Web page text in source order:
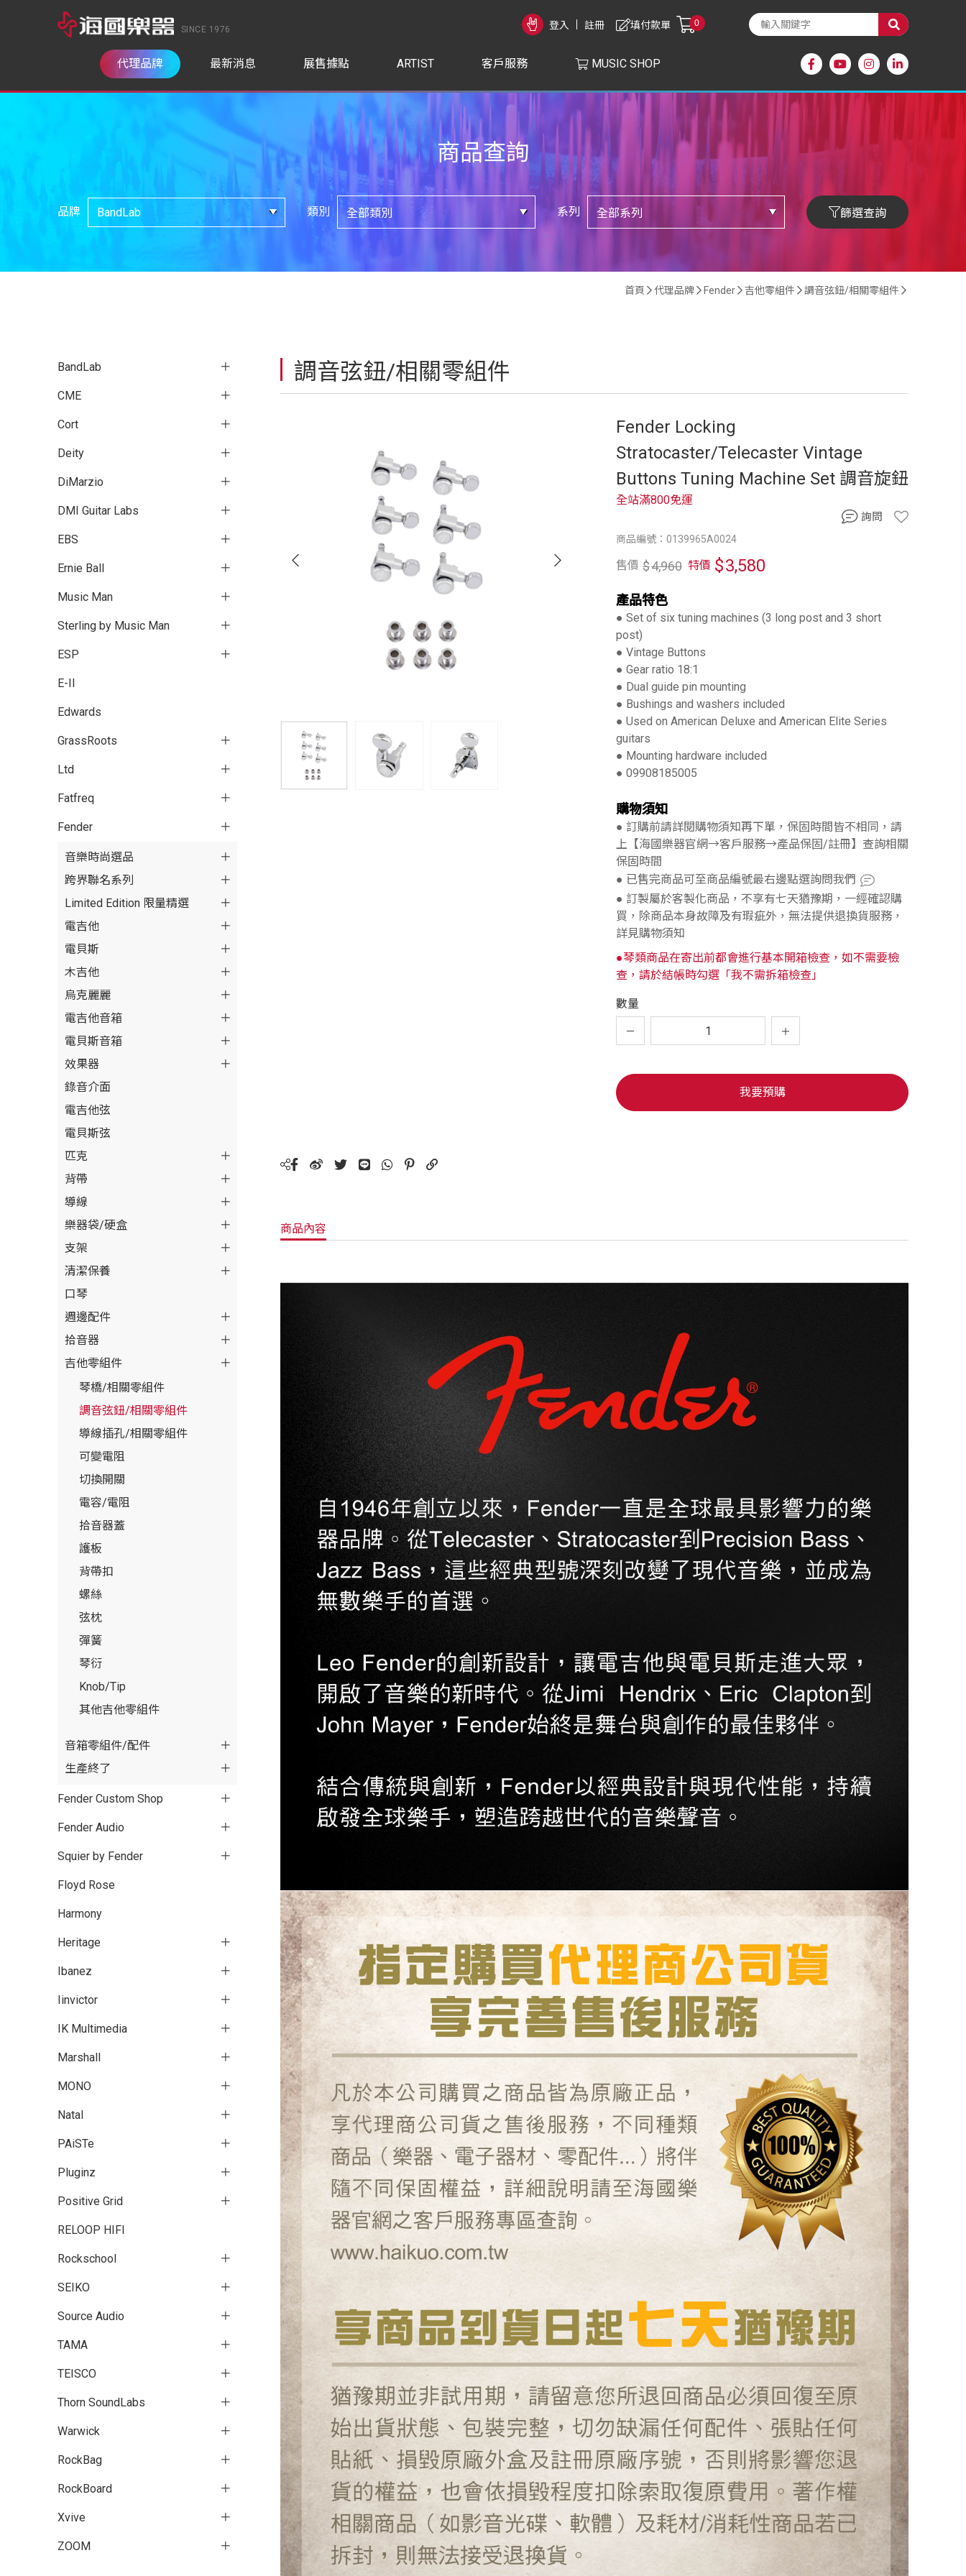
SINCE 1976 登入 註冊 0
填付款單
代理品牌 最新消息 展售據點 ARTIST 客戶服務 MUSIC SHOP
商品查詢
品牌 類別 系列 篩選查詢
首頁 代理品牌 Fender 吉他零組件 調音弦鈕/相關零組件
BandLab
CME
Cort
Deity
DiMarzio
DMI Guitar Labs
EBS
Ernie Ball
Music Man
Sterling by Music Man
ESP
E-II
Edwards
GrassRoots
Ltd
Fatfreq
Fender
音樂時尚選品
跨界聯名系列
Limited Edition 限量精選
電吉他
電貝斯
木吉他
烏克麗麗
電吉他音箱
電貝斯音箱
效果器
錄音介面
電吉他弦
電貝斯弦
匹克
背帶
導線
樂器袋/硬盒
支架
清潔保養
口琴
週邊配件
拾音器
吉他零組件
琴橋/相關零組件
調音弦鈕/相關零組件
導線插孔/相關零組件
可變電阻
切換開關
電容/電阻
拾音器蓋
護板
背帶扣
螺絲
弦枕
彈簧
琴衍
Knob/Tip
其他吉他零組件
音箱零組件/配件
生產終了
Fender Custom Shop
Fender Audio
Squier by Fender
Floyd Rose
Harmony
Heritage
Ibanez
Iinvictor
IK Multimedia
Marshall
MONO
Natal
PAiSTe
Pluginz
Positive Grid
RELOOP HIFI
Rockschool
SEIKO
Source Audio
TAMA
TEISCO
Thorn SoundLabs
Warwick
RockBag
RockBoard
Xvive
ZOOM
調音弦鈕/相關零組件
Fender Locking
Stratocaster/Telecaster Vintage
Buttons Tuning Machine Set 調音旋鈕
商品編號：0139965A0024
全站滿800免運
售價 $4,960 特價 $3,580
產品特色
● Set of six tuning machines (3 long post and 3 short
post)
● Vintage Buttons
● Gear ratio 18:1
● Dual guide pin mounting
● Bushings and washers included
● Used on American Deluxe and American Elite Series
guitars
● Mounting hardware included
● 09908185005
購物須知
● 訂購前請詳閱購物須知再下單，保固時間皆不相同，請
上【海國樂器官網→客戶服務→產品保固/註冊】查詢相關
保固時間
● 已售完商品可至商品編號最右邊點選詢問我們
● 訂製屬於客製化商品，不享有七天猶豫期，一經確認購
買，除商品本身故障及有瑕疵外，無法提供退換貨服務，
詳見購物須知
●琴類商品在寄出前都會進行基本開箱檢查，如不需要檢
查，請於結帳時勾選「我不需拆箱檢查」
數量
我要預購
詢問
商品內容